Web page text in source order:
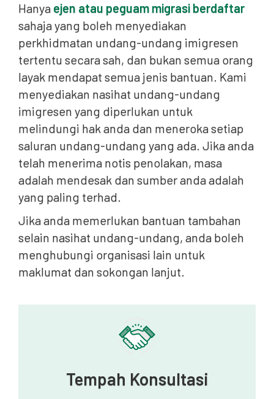
Hanya ejen atau peguam migrasi berdaftar
sahaja yang boleh menyediakan
perkhidmatan undang-undang imigresen
tertentu secara sah, dan bukan semua orang
layak mendapat semua jenis bantuan. Kami
menyediakan nasihat undang-undang
imigresen yang diperlukan untuk
melindungi hak anda dan meneroka setiap
saluran undang-undang yang ada. Jika anda
telah menerima notis penolakan, masa
adalah mendesak dan sumber anda adalah
yang paling terhad.
Jika anda memerlukan bantuan tambahan
selain nasihat undang-undang, anda boleh
menghubungi organisasi lain untuk
maklumat dan sokongan lanjut.
Tempah Konsultasi